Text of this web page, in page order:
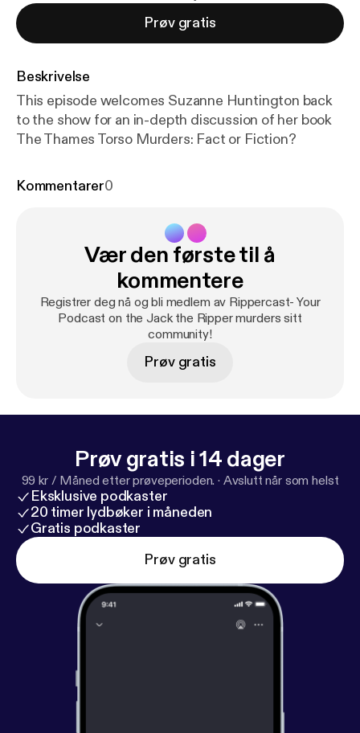
Prøv gratis
Beskrivelse
This episode welcomes Suzanne Huntington back
to the show for an in-depth discussion of her book
The Thames Torso Murders: Fact or Fiction?
Kommentarer0
Vær den første til å
kommentere
Registrer deg nå og bli medlem av Rippercast- Your
Podcast on the Jack the Ripper murders sitt
community!
Prøv gratis
Prøv gratis i 14 dager
99 kr / Måned etter prøveperioden. · Avslutt når som helst
Eksklusive podkaster
20 timer lydbøker i måneden
Gratis podkaster
Prøv gratis